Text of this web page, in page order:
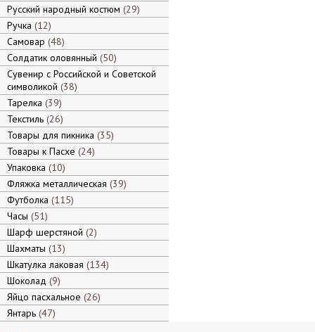
Русский народный костюм 29
Ручка 12
Самовар 48
Солдатик оловянный 50
Сувенир с Российской и Советской
символикой 38
Тарелка 39
Текстиль 26
Товары для пикника 35
Товары к Пасхе 24
Упаковка 10
Фляжка металлическая 39
Футболка 115
Часы 51
Шарф шерстяной 2
Шахматы 13
Шкатулка лаковая 134
Шоколад 9
Яйцо пасхальное 26
Янтарь 47